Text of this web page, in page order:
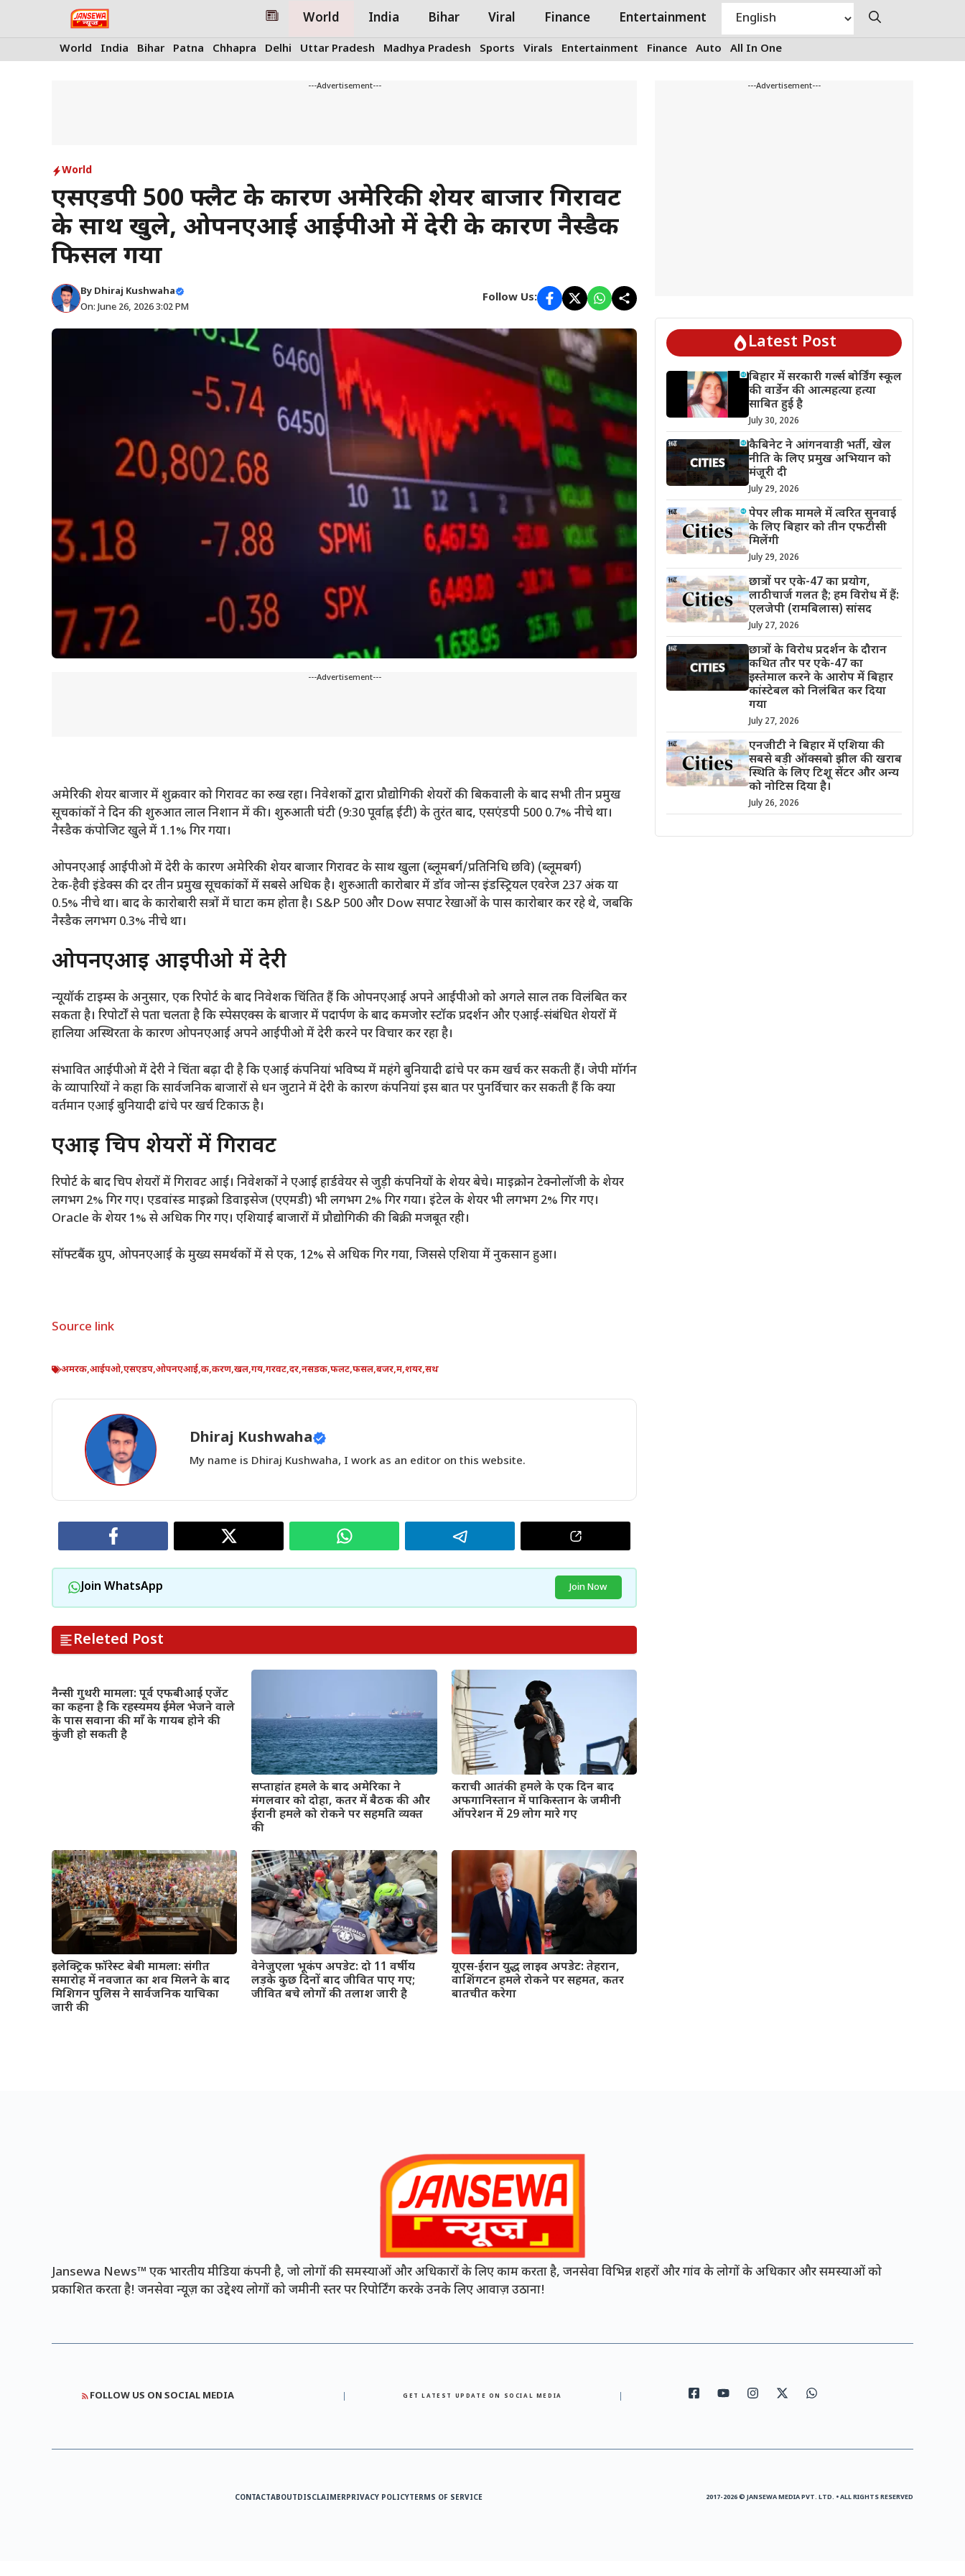
World India Bihar Viral Finance Entertainment
World India Bihar Patna Chhapra Delhi Uttar Pradesh Madhya Pradesh Sports Virals Entertainment Finance Auto All In One
---Advertisement---
World
एसएंडपी 500 फ्लैट के कारण अमेरिकी शेयर बाजार गिरावट
के साथ खुले, ओपनएआई आईपीओ में देरी के कारण नैस्डैक
फिसल गया
By Dhiraj Kushwaha
On: June 26, 2026 3:02 PM
Follow Us:
---Advertisement---
अमेरिकी शेयर बाजार में शुक्रवार को गिरावट का रुख रहा। निवेशकों द्वारा प्रौद्योगिकी शेयरों की बिकवाली के बाद सभी तीन प्रमुख
सूचकांकों ने दिन की शुरुआत लाल निशान में की। शुरुआती घंटी (9:30 पूर्वाह्न ईटी) के तुरंत बाद, एसएंडपी 500 0.7% नीचे था।
नैस्डैक कंपोजिट खुले में 1.1% गिर गया।
ओपनएआई आईपीओ में देरी के कारण अमेरिकी शेयर बाजार गिरावट के साथ खुला (ब्लूमबर्ग/प्रतिनिधि छवि) (ब्लूमबर्ग)
टेक-हैवी इंडेक्स की दर तीन प्रमुख सूचकांकों में सबसे अधिक है। शुरुआती कारोबार में डॉव जोन्स इंडस्ट्रियल एवरेज 237 अंक या
0.5% नीचे था। बाद के कारोबारी सत्रों में घाटा कम होता है। S&P 500 और Dow सपाट रेखाओं के पास कारोबार कर रहे थे, जबकि
नैस्डैक लगभग 0.3% नीचे था।
ओपनएआई आईपीओ में देरी
न्यूयॉर्क टाइम्स के अनुसार, एक रिपोर्ट के बाद निवेशक चिंतित हैं कि ओपनएआई अपने आईपीओ को अगले साल तक विलंबित कर
सकता है। रिपोर्टों से पता चलता है कि स्पेसएक्स के बाजार में पदार्पण के बाद कमजोर स्टॉक प्रदर्शन और एआई-संबंधित शेयरों में
हालिया अस्थिरता के कारण ओपनएआई अपने आईपीओ में देरी करने पर विचार कर रहा है।
संभावित आईपीओ में देरी ने चिंता बढ़ा दी है कि एआई कंपनियां भविष्य में महंगे बुनियादी ढांचे पर कम खर्च कर सकती हैं। जेपी मॉर्गन
के व्यापारियों ने कहा कि सार्वजनिक बाजारों से धन जुटाने में देरी के कारण कंपनियां इस बात पर पुनर्विचार कर सकती हैं कि क्या
वर्तमान एआई बुनियादी ढांचे पर खर्च टिकाऊ है।
एआई चिप शेयरों में गिरावट
रिपोर्ट के बाद चिप शेयरों में गिरावट आई। निवेशकों ने एआई हार्डवेयर से जुड़ी कंपनियों के शेयर बेचे। माइक्रोन टेक्नोलॉजी के शेयर
लगभग 2% गिर गए। एडवांस्ड माइक्रो डिवाइसेज (एएमडी) भी लगभग 2% गिर गया। इंटेल के शेयर भी लगभग 2% गिर गए।
Oracle के शेयर 1% से अधिक गिर गए। एशियाई बाजारों में प्रौद्योगिकी की बिक्री मजबूत रही।
सॉफ्टबैंक ग्रुप, ओपनएआई के मुख्य समर्थकों में से एक, 12% से अधिक गिर गया, जिससे एशिया में नुकसान हुआ।
Source link
अमरक,आईपओ,एसएडप,ओपनएआई,क,करण,खल,गय,गरवट,दर,नसडक,फलट,फसल,बजर,म,शयर,सथ
Dhiraj Kushwaha
My name is Dhiraj Kushwaha, I work as an editor on this website.
Join WhatsApp Join Now
Releted Post
नैन्सी गुथरी मामला: पूर्व एफबीआई एजेंट
का कहना है कि रहस्यमय ईमेल भेजने वाले
के पास सवाना की माँ के गायब होने की
कुंजी हो सकती है
सप्ताहांत हमले के बाद अमेरिका ने
मंगलवार को दोहा, कतर में बैठक की और
ईरानी हमले को रोकने पर सहमति व्यक्त
की
कराची आतंकी हमले के एक दिन बाद
अफगानिस्तान में पाकिस्तान के जमीनी
ऑपरेशन में 29 लोग मारे गए
इलेक्ट्रिक फ़ॉरेस्ट बेबी मामला: संगीत
समारोह में नवजात का शव मिलने के बाद
मिशिगन पुलिस ने सार्वजनिक याचिका
जारी की
वेनेजुएला भूकंप अपडेट: दो 11 वर्षीय
लड़के कुछ दिनों बाद जीवित पाए गए;
जीवित बचे लोगों की तलाश जारी है
यूएस-ईरान युद्ध लाइव अपडेट: तेहरान,
वाशिंगटन हमले रोकने पर सहमत, कतर
बातचीत करेगा
---Advertisement---
Latest Post
बिहार में सरकारी गर्ल्स बोर्डिंग स्कूल
की वार्डेन की आत्महत्या हत्या
साबित हुई है
July 30, 2026
कैबिनेट ने आंगनवाड़ी भर्ती, खेल
नीति के लिए प्रमुख अभियान को
मंजूरी दी
July 29, 2026
पेपर लीक मामले में त्वरित सुनवाई
के लिए बिहार को तीन एफटीसी
मिलेंगी
July 29, 2026
छात्रों पर एके-47 का प्रयोग,
लाठीचार्ज गलत है; हम विरोध में हैं:
एलजेपी (रामबिलास) सांसद
July 27, 2026
छात्रों के विरोध प्रदर्शन के दौरान
कथित तौर पर एके-47 का
इस्तेमाल करने के आरोप में बिहार
कांस्टेबल को निलंबित कर दिया
गया
July 27, 2026
एनजीटी ने बिहार में एशिया की
सबसे बड़ी ऑक्सबो झील की खराब
स्थिति के लिए टिशू सेंटर और अन्य
को नोटिस दिया है।
July 26, 2026
Jansewa News™ एक भारतीय मीडिया कंपनी है, जो लोगों की समस्याओं और अधिकारों के लिए काम करता है, जनसेवा विभिन्न शहरों और गांव के लोगों के अधिकार और समस्याओं को
प्रकाशित करता है! जनसेवा न्यूज़ का उद्देश्य लोगों को जमीनी स्तर पर रिपोर्टिंग करके उनके लिए आवाज़ उठाना!
FOLLOW US ON SOCIAL MEDIA GET LATEST UPDATE ON SOCIAL MEDIA
CONTACTABOUTDISCLAIMERPRIVACY POLICYTERMS OF SERVICE 2017-2026 © JANSEWA MEDIA PVT. LTD. • ALL RIGHTS RESERVED